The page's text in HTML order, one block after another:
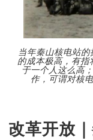
当年秦山核电站
的成本极高，有指
于一个人这么高
作，可谓对核
改革开放